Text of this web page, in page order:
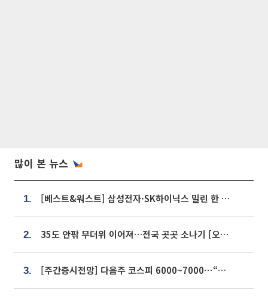
많이 본 뉴스
1. [베스트&워스트] 삼성전자·SK하이닉스 밀린 한 주…상상인증권은 85% 급등
2. 35도 안팎 무더위 이어져…전국 곳곳 소나기 [오늘 날씨]
3. [주간증시전망] 다음주 코스피 6000~7000⋯“外人 수급은 정책이 변수”